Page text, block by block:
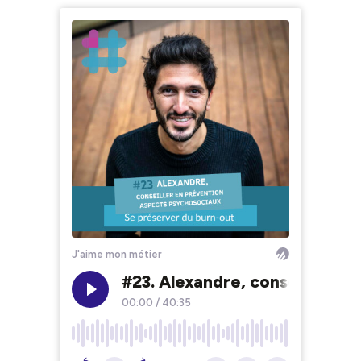
J'aime mon métier
#23. Alexandre, conseiller
00:00 / 40:35